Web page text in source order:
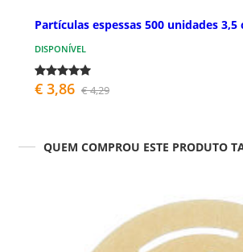
Partículas espessas 500 unidades 3,5
DISPONÍVEL
€ 3,86 € 4,29
QUEM COMPROU ESTE PRODUTO